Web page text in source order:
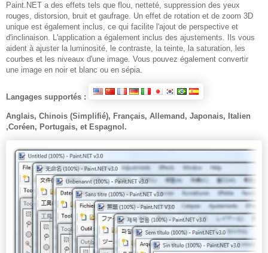
Paint.NET a des effets tels que flou, netteté, suppression des yeux
rouges, distorsion, bruit et gaufrage. Un effet de rotation et de zoom 3D
unique est également inclus, ce qui facilite l'ajout de perspective et
d'inclinaison. L'application a également inclus des ajustements. Ils vous
aident à ajuster la luminosité, le contraste, la teinte, la saturation, les
courbes et les niveaux d'une image. Vous pouvez également convertir
une image en noir et blanc ou en sépia.
Langages supportés :
Anglais, Chinois (Simplifié), Français, Allemand, Japonais, Italien
,Coréen, Portugais, et Espagnol.